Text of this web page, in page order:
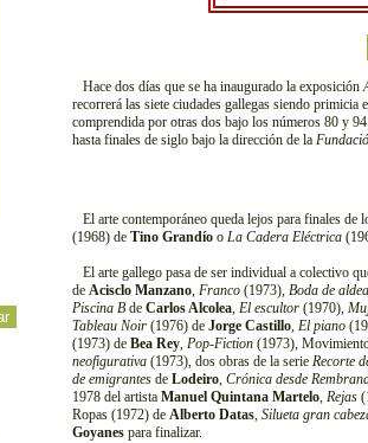
Hace dos días que se ha inaugurado la exposición
recorrerá las siete ciudades gallegas siendo primicia
comprendida por otras dos bajo los números 80 y
hasta finales de siglo bajo la dirección de la
El arte contemporáneo queda lejos para finales de
(1968) de Tino Grandío o La Cadera Eléctrica
El arte gallego pasa de ser individual a colectivo
de Acisclo Manzano, Franco (1973), Boda de aldea
Piscina B de Carlos Alcolea, El escultor (1970),
Tableau Noir (1976) de Jorge Castillo, El piano
(1973) de Bea Rey, Pop-Fiction (1973),
neofigurativa (1973), dos obras de la serie Recorte
de emigrantes de Lodeiro, Crónica desde
1978 del artista Manuel Quintana Martelo, Rejas
Ropas (1972) de Alberto Datas, Silueta gran
Goyanes para finalizar.